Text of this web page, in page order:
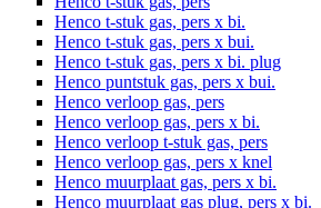
Henco t-stuk gas, pers x bi.
Henco t-stuk gas, pers x bui.
Henco t-stuk gas, pers x bi. plug
Henco puntstuk gas, pers x bui.
Henco verloop gas, pers
Henco verloop gas, pers x bi.
Henco verloop t-stuk gas, pers
Henco verloop gas, pers x knel
Henco muurplaat gas, pers x bi.
Henco muurplaat gas plug, pers x bi.